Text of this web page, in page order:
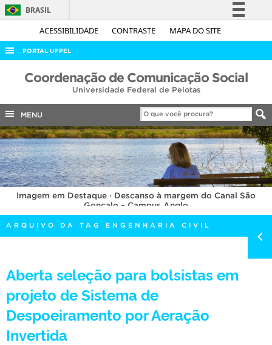
ACESSIBILIDADE CONTRASTE MAPA DO SITE
BRASIL
Simplifique!
Acesso à informação
Legislação
Canais
PORTAL UFPEL
ACESSO À INFORMAÇÃO
COBALTO
CONCURSOS
EDITAIS
INTERNACIONAL
OUVIDORIA
PORTARIAS
TELEFONES
Coordenação de Comunicação Social
Universidade Federal de Pelotas
MENU
Imagem em Destaque · Descanso à margem do Canal São
Gonçalo – Campus Anglo
ARQUIVO DA TAG ENGENHARIA CIVIL
Aberta seleção para bolsistas em
projeto de Sistema de
Despoeiramento por Aeração
Invertida